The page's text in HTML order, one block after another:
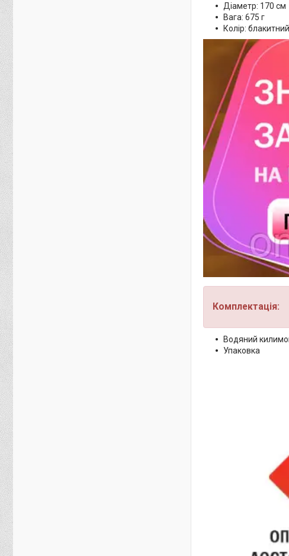
Діаметр: 170 см
Вага: 675 г
Колір: блакитний
Комплектація:
Водяний
Упаковка